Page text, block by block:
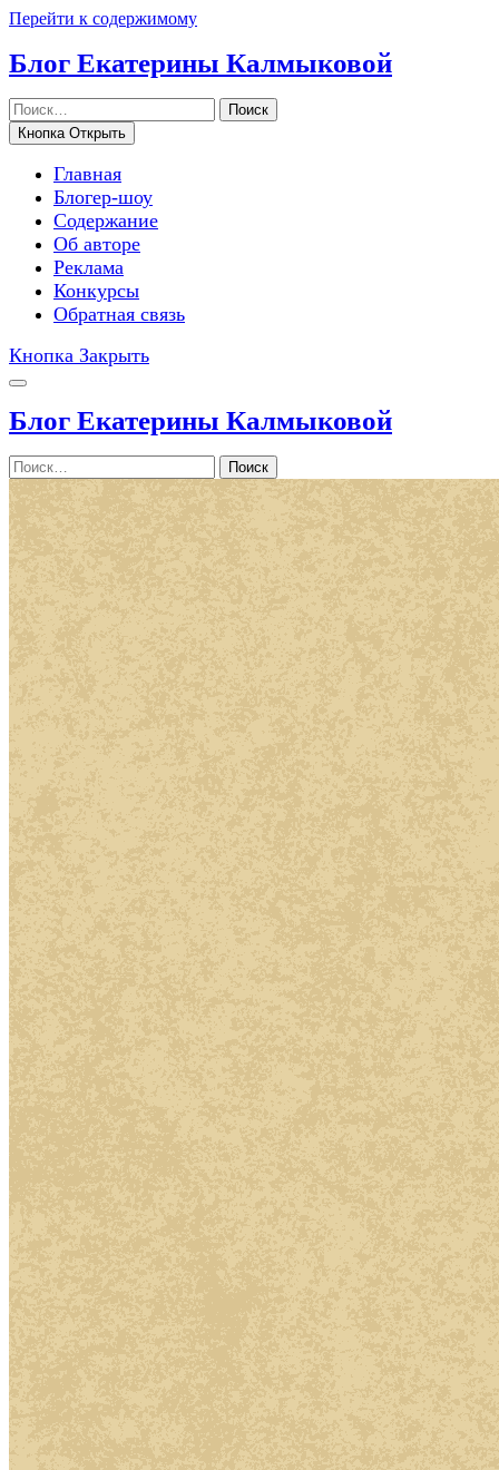
Перейти к содержимому
Блог Екатерины Калмыковой
Поиск
Кнопка Открыть
Главная
Блогер-шоу
Содержание
Об авторе
Реклама
Конкурсы
Обратная связь
Кнопка Закрыть
Блог Екатерины Калмыковой
Поиск